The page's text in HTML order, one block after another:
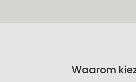
Waarom